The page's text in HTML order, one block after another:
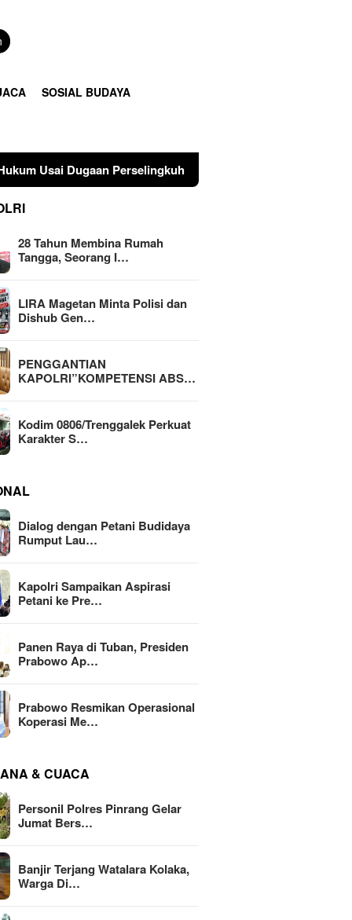
SOSIAL BUDAYA
Perselingkuhan Suami di Sulawesi Tengah
28 Tahun Membina Rumah
Tangga, Seorang I…
LIRA Magetan Minta Polisi dan
Dishub Gen…
PENGGANTIAN
KAPOLRI”KOMPETENSI ABS…
Kodim 0806/Trenggalek Perkuat
Karakter S…
Dialog dengan Petani Budidaya
Rumput Lau…
Kapolri Sampaikan Aspirasi
Petani ke Pre…
Panen Raya di Tuban, Presiden
Prabowo Ap…
Prabowo Resmikan Operasional
Koperasi Me…
& CUACA
Personil Polres Pinrang Gelar
Jumat Bers…
Banjir Terjang Watalara Kolaka,
Warga Di…